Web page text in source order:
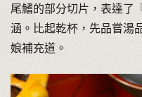
尾鰭的部分切片，表達了
涵。比起乾杯，先品嘗湯
娘補充道。